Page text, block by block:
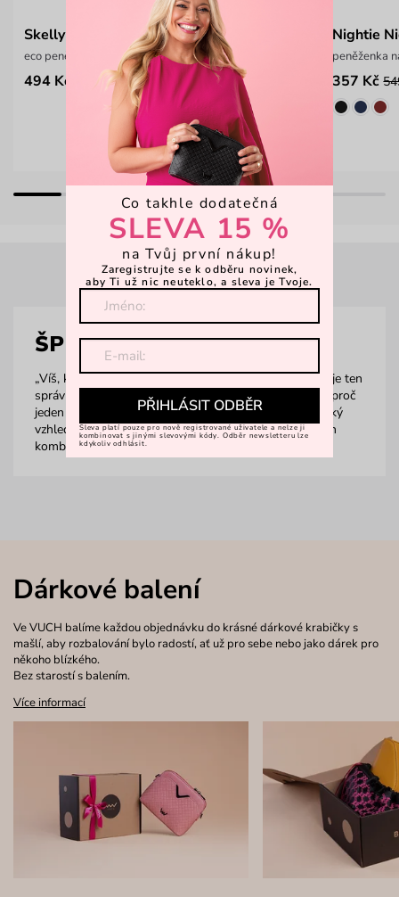
Skelly
eco peněženka s korkem
494 Kč 899 Kč
Nightie
peněženka
357 Kč
ŠPERKY
„Víš, kdy už má žena dost šperků? Nikdy! Právě proto je ten
správný čas prohlédnout si šperky VUCH. Na otázku, proč
jeden šperk nestačí, známe odpověď taky. Minimalistický
vzhled šperků přímo volá po nekonečných možnostech
kombinování. Tak co, které ti padly do oka?“
Dárkové balení
Ve VUCH balíme každou objednávku do krásné dárkové krabičky s
mašlí, aby rozbalování bylo radostí, ať už pro sebe nebo jako dárek pro
někoho blízkého.
Bez starostí s balením.
Více informací
Co takhle dodatečná
SLEVA 15 %
na Tvůj první nákup!
Zaregistrujte se k odběru novinek,
aby Ti už nic neuteklo, a sleva je Tvoje.
PŘIHLÁSIT ODBĚR
Sleva platí pouze pro nově registrované uživatele a nelze ji
kombinovat s jinými slevovými kódy. Odběr newsletteru lze
kdykoliv odhlásit.